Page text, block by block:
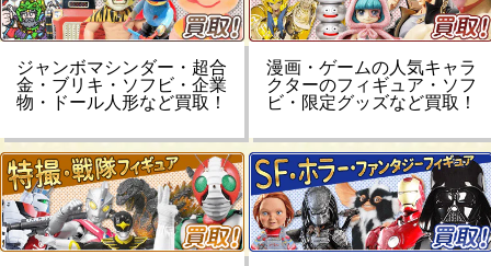
ジャンボマシンダー・超合
金・ブリキ・ソフビ・企業
物・ドール人形など買取！
漫画・ゲームの人気キャラ
クターのフィギュア・ソフ
ビ・限定グッズなど買取！